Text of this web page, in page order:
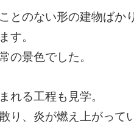
とのない形の建物ばかり
す。
の景色でした。
れる工程も見学。
り、炎が燃え上がって